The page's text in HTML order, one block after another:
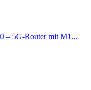
– 5G-Router mit M1...